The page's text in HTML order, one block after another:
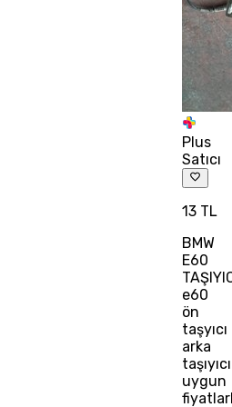
Plus
Satıcı
13 TL
BMW
E60
e60
ön
taşyıcı
arka
taşıyıcı
uygun